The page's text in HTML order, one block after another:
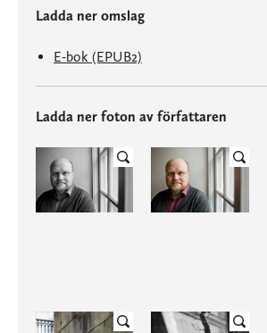
Ladda ner omslag
E-bok (EPUB2)
Ladda ner foton av författaren